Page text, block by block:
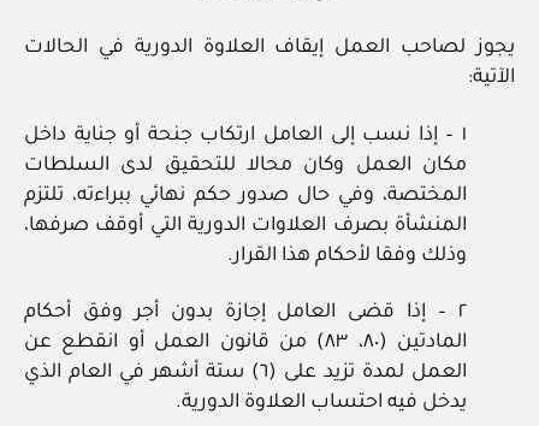
يجوز لصاحب العمل إيقاف العلاوة الدورية في الحالات
الآتية:
١ – إذا نسب إلى العامل ارتكاب جنحة أو جناية داخل
مكان العمل وكان محالا للتحقيق لدى السلطات
المختصة، وفي حال صدور حكم نهائي ببراءته، تلتزم
المنشأة بصرف العلاوات الدورية التي أوقف صرفها،
وذلك وفقا لأحكام هذا القرار.
٢ – إذا قضى العامل إجازة بدون أجر وفق أحكام
المادتين (٨٠، ٨٣) من قانون العمل أو انقطع عن
العمل لمدة تزيد على (٦) ستة أشهر في العام الذي
يدخل فيه احتساب العلاوة الدورية.